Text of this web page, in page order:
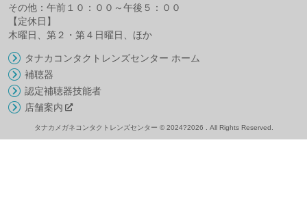
その他：午前１０：００～午後５：００
【定休日】
木曜日、第２・第４日曜日、ほか
タナカコンタクトレンズセンター ホーム
補聴器
認定補聴器技能者
店舗案内
タナカメガネコンタクトレンズセンター © 2024?2026 . All Rights Reserved.